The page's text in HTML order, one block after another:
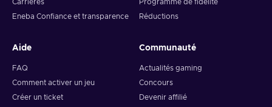
Carrières
Eneba Confiance et transparence
Programme de fidélité
Réductions
Aide
FAQ
Comment activer un jeu
Créer un ticket
Communauté
Actualités gaming
Concours
Devenir affilié